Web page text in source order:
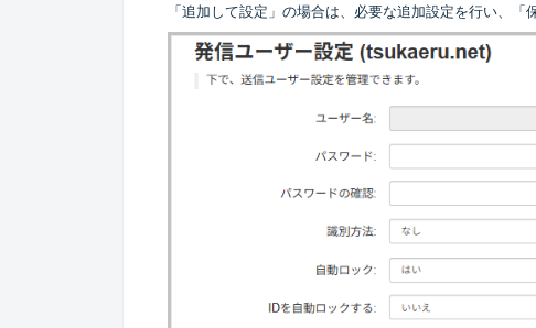
「追加して設定」の場合は、必要な追加設定を行い、「